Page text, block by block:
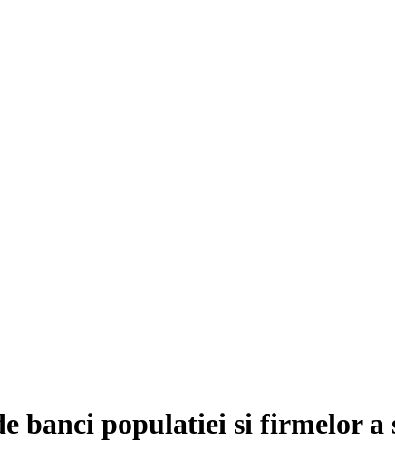
banci populatiei si firmelor a